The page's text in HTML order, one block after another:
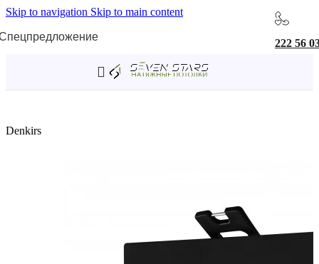
Skip to navigation Skip to main content
222 56
Светильники
Denkirs